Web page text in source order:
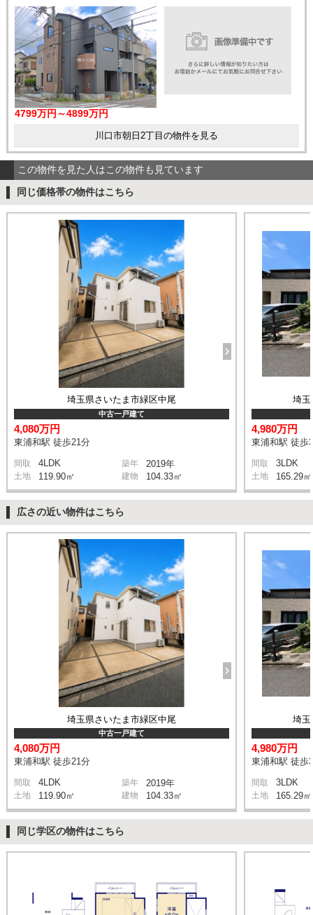
4799万円～4899万円
川口市朝日2丁目の物件を見る
この物件を見た人はこの物件も見ています
同じ価格帯の物件はこちら
埼玉県さいたま市緑区中尾
中古一戸建て
4,080万円
東浦和駅 徒歩21分
間取 4LDK 築年 2019年
土地 119.90㎡ 建物 104.33㎡
埼玉
4,980万円
東浦和駅 徒歩
間取 3LDK
土地 165.29㎡
広さの近い物件はこちら
埼玉県さいたま市緑区中尾
中古一戸建て
4,080万円
東浦和駅 徒歩21分
間取 4LDK 築年 2019年
土地 119.90㎡ 建物 104.33㎡
埼玉
4,980万円
東浦和駅 徒歩
間取 3LDK
土地 165.29㎡
同じ学区の物件はこちら